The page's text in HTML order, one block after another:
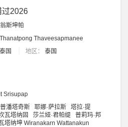
过2026
斯坤帕
Thaveesapmanee
泰国 地区： 泰国
Srisupap
潘塔奇斯 耶娜·萨拉斯
塔拉·提
瓦塔纳固 莎兰娅·君帕缇
普莉玛·邦
塔纳坤 Wiranakarn Wattanakun